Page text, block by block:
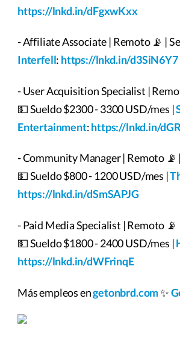
https://lnkd.in/dFgxwKxx
- Affiliate Associate | Remoto 📡 |
Interfell: https://lnkd.in/d3SiN6Y7
- User Acquisition Specialist |
💵 Sueldo $2300 - 3300 USD/mes |
Entertainment:https://lnkd.in/
- Community Manager | Remoto 📡
💵 Sueldo $800 - 1200 USD/mes |
https://lnkd.in/dSmSAPJG
- Paid Media Specialist | Remoto 📡
💵 Sueldo $1800 - 2400 USD/mes |
https://lnkd.in/dWFrinqE
Más empleos engetonbrd.com✨